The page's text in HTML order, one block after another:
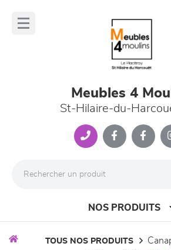
Meubles 4
St-Hilaire-du-
NOS PRODUITS
TOUS NOS PRODUITS